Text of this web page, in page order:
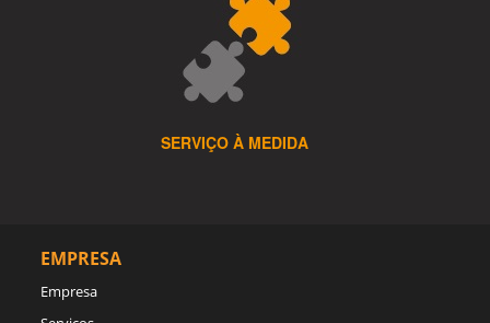
SERVIÇO À MEDIDA
EMPRESA
Empresa